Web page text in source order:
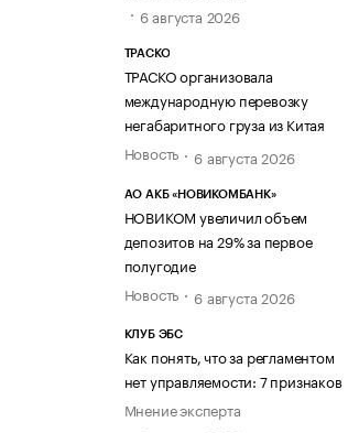
6 августа 2026
ТРАСКО
ТРАСКО организовала
международную перевозку
негабаритного груза из Китая
Новость
6 августа 2026
АО АКБ «НОВИКОМБАНК»
НОВИКОМ увеличил объем
депозитов на 29% за первое
полугодие
Новость
6 августа 2026
КЛУБ ЭБС
Как понять, что за регламентом
нет управляемости: 7 признаков
Мнение эксперта